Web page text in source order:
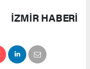
İZMIR HABERİ